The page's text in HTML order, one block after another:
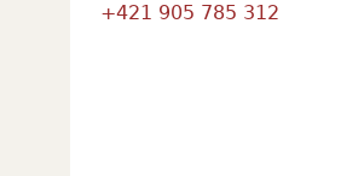
+421 905 785 312